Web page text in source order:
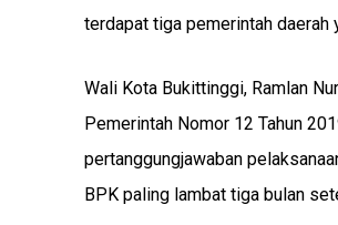
terdapat tiga pemerintah daerah
Wali Kota Bukittinggi, Ramlan
Pemerintah Nomor 12 Tahun
pertanggungjawaban
BPK paling lambat tiga bulan